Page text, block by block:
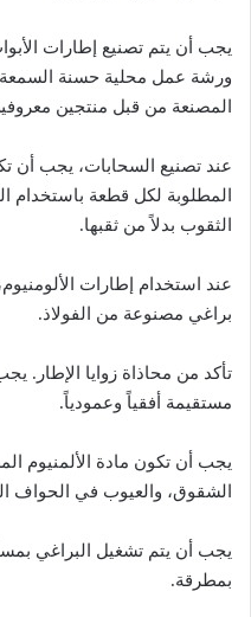
يجب أن يتم تصنيع إطارات
ورشة عمل محلية حسنة السمعة،
المصنعة من قبل منتجين
عند تصنيع السحابات، يجب أن
المطلوبة لكل قطعة باستخدام
الثقوب بدلاً من ثقبها.
عند استخدام إطارات
براغي مصنوعة من الفولاذ.
تأكد من محاذاة زوايا الإطار.
مستقيمة أفقياً وعمودياً.
يجب أن تكون مادة الألمنيوم
الشقوق، والعيوب في الحواف
يجب أن يتم تشغيل البراغي
بمطرقة.